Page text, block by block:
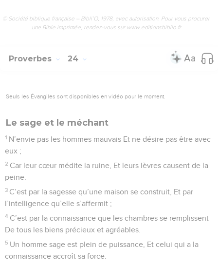
© Société biblique française – Bibli’O, 1978, avec autorisation. Pour vous procurer
une Bible imprimée, rendez-vous sur www.editionsbiblio.fr
Proverbes 24
Seuls les Évangiles sont disponibles en vidéo pour le moment.
Le sage et le méchant
1 N’envie pas les hommes mauvais Et ne désire pas être avec
eux ;
2 Car leur cœur médite la ruine, Et leurs lèvres causent de la
peine.
3 C’est par la sagesse qu’une maison se construit, Et par
l’intelligence qu’elle s’affermit ;
4 C’est par la connaissance que les chambres se remplissent
De tous les biens précieux et agréables.
5 Un homme sage est plein de puissance, Et celui qui a la
connaissance accroît sa force.